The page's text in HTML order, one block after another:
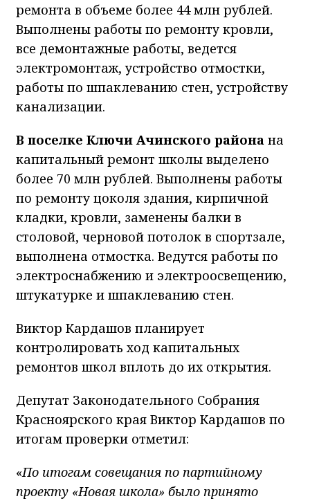
ремонта в объеме более 44 млн рублей.
Выполнены работы по ремонту кровли,
все демонтажные работы, ведется
электромонтаж, устройство отмостки,
работы по шпаклеванию стен, устройству
канализации.
В поселке Ключи Ачинского района на
капитальный ремонт школы выделено
более 70 млн рублей. Выполнены работы
по ремонту цоколя здания, кирпичной
кладки, кровли, заменены балки в
столовой, черновой потолок в спортзале,
выполнена отмостка. Ведутся работы по
электроснабжению и электроосвещению,
штукатурке и шпаклеванию стен.
Виктор Кардашов планирует
контролировать ход капитальных
ремонтов школ вплоть до их открытия.
Депутат Законодательного Собрания
Красноярского края Виктор Кардашов по
итогам проверки отметил:
«По итогам совещания по партийному
проекту «Новая школа» было принято